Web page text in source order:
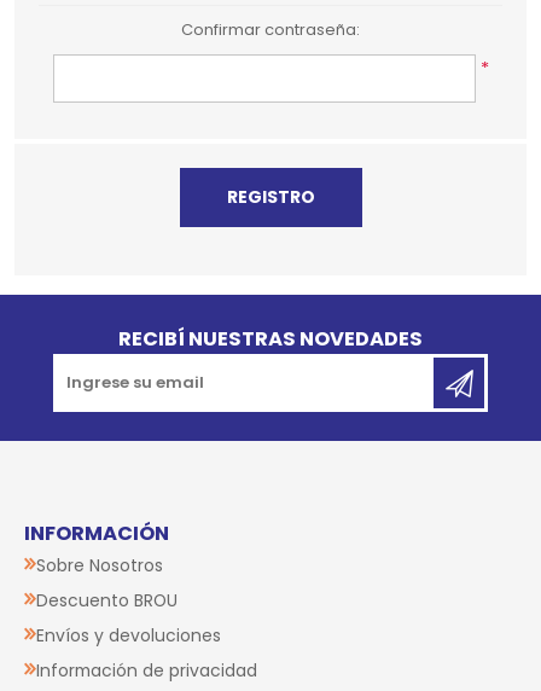
Confirmar contraseña:
*
RECIBÍ NUESTRAS NOVEDADES
INFORMACIÓN
Sobre Nosotros
Descuento BROU
Envíos y devoluciones
Información de privacidad